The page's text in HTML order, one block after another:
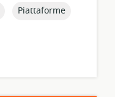
topic:
Piattaforme